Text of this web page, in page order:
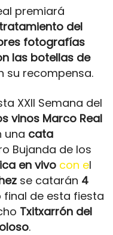
premiará
del
fotografías
las botellas de
su recompensa.
XXII Semana del
vinos Marco Real
una cata
Bujanda de los
en vivo con el
se catarán 4
final de esta fiesta
Txitxarrón del
.